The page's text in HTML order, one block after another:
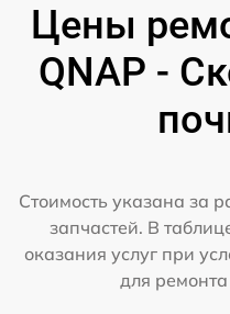
Цены
QNAP -
Стоимость указана за
запчастей. В
оказания услуг при
для